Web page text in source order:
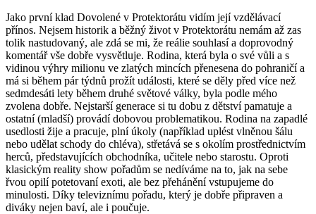
Jako první klad Dovolené v Protektorátu vidím její vzdělávací
přínos. Nejsem historik a běžný život v Protektorátu nemám až zas
tolik nastudovaný, ale zdá se mi, že reálie souhlasí a doprovodný
komentář vše dobře vysvětluje. Rodina, která byla o své vůli a s
vidinou výhry milionu ve zlatých mincích přenesena do pohraničí a
má si během pár týdnů prožít události, které se děly před více než
sedmdesáti lety během druhé světové války, byla podle mého
zvolena dobře. Nejstarší generace si tu dobu z dětství pamatuje a
ostatní (mladší) provádí dobovou problematikou. Rodina na zapadlé
usedlosti žije a pracuje, plní úkoly (například uplést vlněnou šálu
nebo udělat schody do chléva), střetává se s okolím prostřednictvím
herců, představujících obchodníka, učitele nebo starostu. Oproti
klasickým reality show pořadům se nedíváme na to, jak na sebe
řvou opilí potetovaní exoti, ale bez přehánění vstupujeme do
minulosti. Díky televiznímu pořadu, který je dobře připraven a
diváky nejen baví, ale i poučuje.